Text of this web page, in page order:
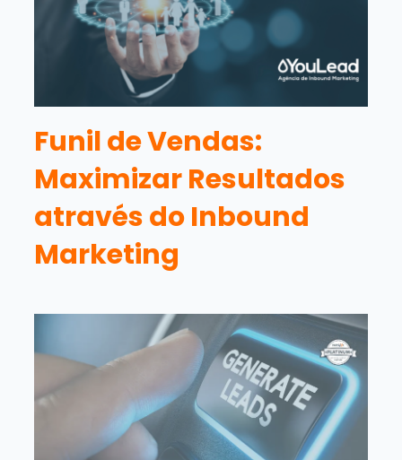
Funil de Vendas:
Maximizar Resultados
através do Inbound
Marketing